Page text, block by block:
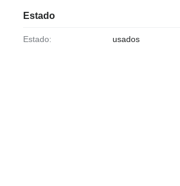
Estado
Estado: usados